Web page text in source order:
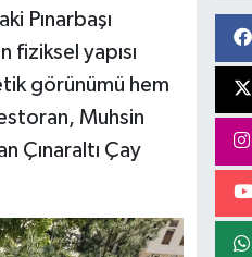
Pınarbaşı
fiziksel yapısı
görünümü hem
Muhsin
Çınaraltı Çay